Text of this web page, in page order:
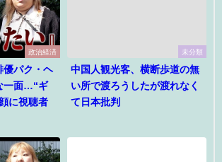
政治経済
優パク・ヘ
一面…“ギ
に視聴者
未分類
中国人観光客、横断歩道の無
い所で渡ろうしたが渡れなく
て日本批判